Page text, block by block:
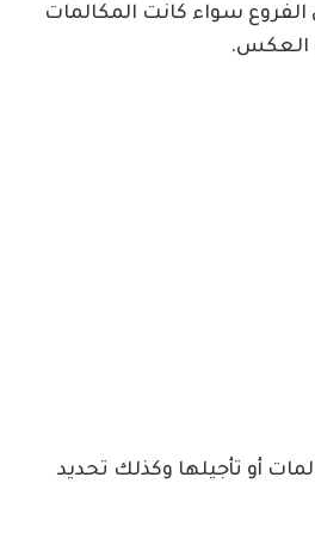
الفروع سواء كانت المكالمات
العكس.
أو تأجيلها وكذلك تحديد